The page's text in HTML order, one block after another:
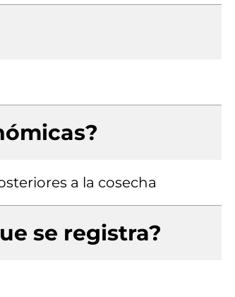
a la cosecha
se registra?